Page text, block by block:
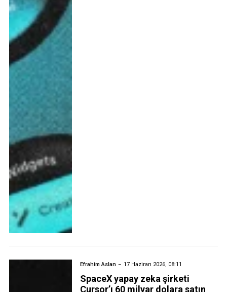
Efrahim Aslan 17 Haziran 2026, 08:11
SpaceX yapay zeka şirketi
Cursor’ı 60 milyar dolara satın